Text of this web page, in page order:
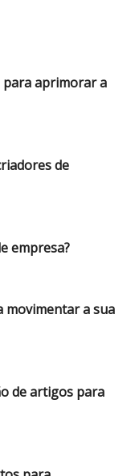
para aprimorar a
de
empresa?
movimentar a sua
de artigos para